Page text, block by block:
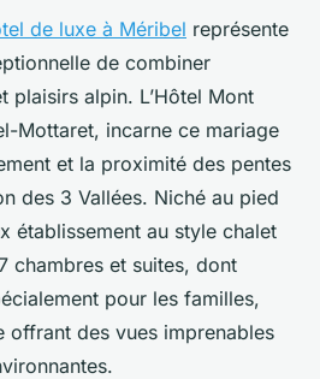
de luxe à Méribel représente
de combiner
plaisirs alpin. L’Hôtel Mont
Mottaret, incarne ce mariage
et la proximité des pentes
des 3 Vallées. Niché au pied
établissement au style chalet
chambres et suites, dont
pour les familles,
offrant des vues imprenables